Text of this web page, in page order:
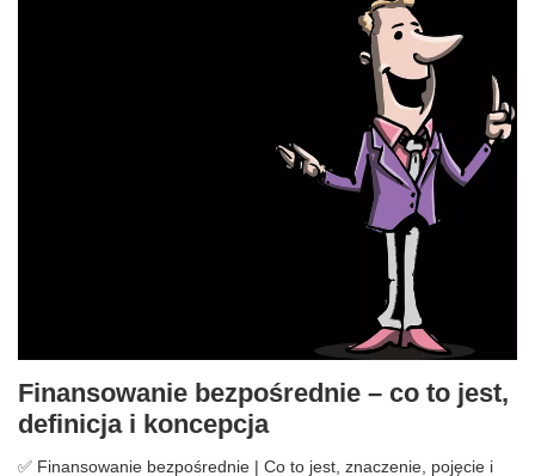
Finansowanie bezpośrednie – co to jest,
definicja i koncepcja
✅ Finansowanie bezpośrednie | Co to jest, znaczenie, pojęcie i